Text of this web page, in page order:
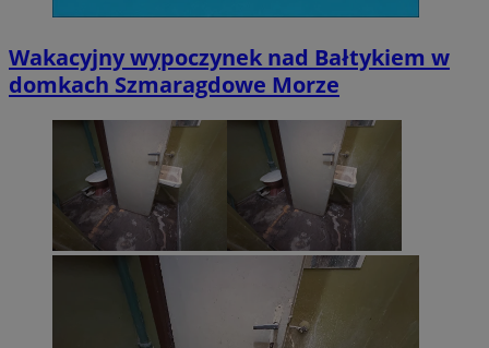
Wakacyjny wypoczynek nad Bałtykiem w
domkach Szmaragdowe Morze